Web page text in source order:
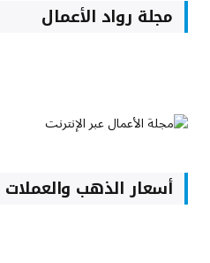
مجلة رواد الأعمال
أسعار الذهب والعملات